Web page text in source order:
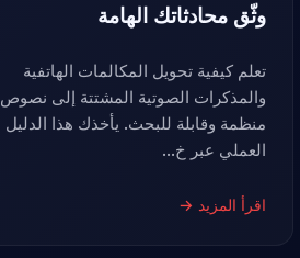
وثّق محادثاتك الهامة
تعلم كيفية تحويل المكالمات الهاتفية
والمذكرات الصوتية المشتتة إلى نصوص
منظمة وقابلة للبحث. يأخذك هذا الدليل
العملي عبر خ...
اقرأ المزيد →